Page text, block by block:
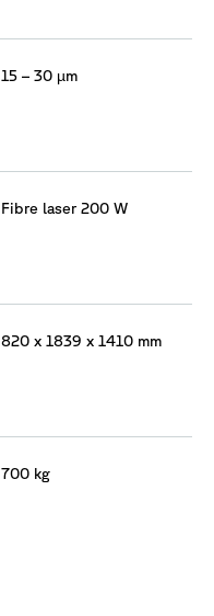
15 – 30 µm
Fibre laser 200 W
820 x 1839 x 1410 mm
700 kg